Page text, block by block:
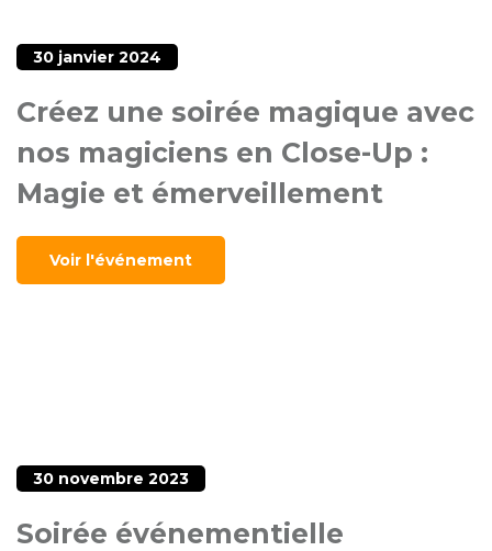
30 janvier 2024
Créez une soirée magique avec
nos magiciens en Close-Up :
Magie et émerveillement
Voir l'événement
30 novembre 2023
Soirée événementielle